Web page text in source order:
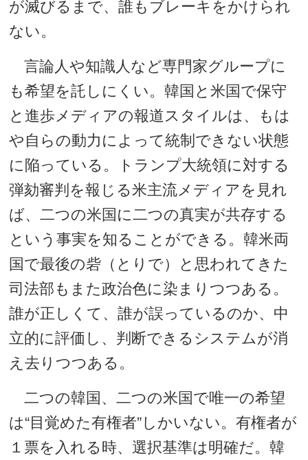
が滅びるまで、誰もブレーキをかけられ
ない。
言論人や知識人など専門家グループに
も希望を託しにくい。韓国と米国で保守
と進歩メディアの報道スタイルは、もは
や自らの動力によって統制できない状態
に陥っている。トランプ大統領に対する
弾劾審判を報じる米主流メディアを見れ
ば、二つの米国に二つの真実が共存する
という事実を知ることができる。韓米両
国で最後の砦（とりで）と思われてきた
司法部もまた政治色に染まりつつある。
誰が正しくて、誰が誤っているのか、中
立的に評価し、判断できるシステムが消
え去りつつある。
二つの韓国、二つの米国で唯一の希望
は“目覚めた有権者”しかいない。有権者が
１票を入れる時、選択基準は明確だ。韓